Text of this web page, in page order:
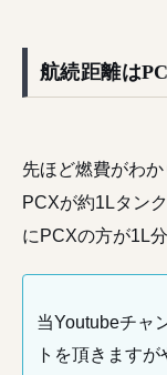
航続距離は
先ほど燃費がわ
PCXが約1Lタン
にPCXの方が1L
当Youtubeチャ
トを頂きます